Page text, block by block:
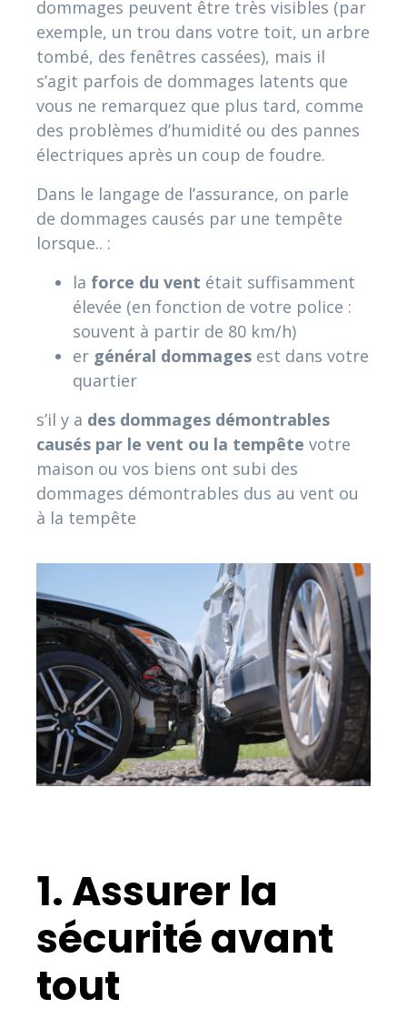
dommages peuvent être très visibles (par
exemple, un trou dans votre toit, un arbre
tombé, des fenêtres cassées), mais il
s’agit parfois de dommages latents que
vous ne remarquez que plus tard, comme
des problèmes d’humidité ou des pannes
électriques après un coup de foudre.
Dans le langage de l’assurance, on parle
de dommages causés par une tempête
lorsque.. :
la force du vent était suffisamment
élevée (en fonction de votre police :
souvent à partir de 80 km/h)
er général dommages est dans votre
quartier
s’il y a des dommages démontrables
causés par le vent ou la tempête votre
maison ou vos biens ont subi des
dommages démontrables dus au vent ou
à la tempête
1. Assurer la
sécurité avant
tout